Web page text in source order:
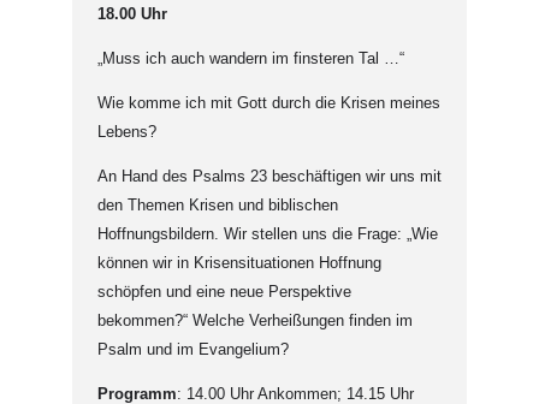
18.00 Uhr
„Muss ich auch wandern im finsteren Tal …“
Wie komme ich mit Gott durch die Krisen meines
Lebens?
An Hand des Psalms 23 beschäftigen wir uns mit
den Themen Krisen und biblischen
Hoffnungsbildern. Wir stellen uns die Frage: „Wie
können wir in Krisensituationen Hoffnung
schöpfen und eine neue Perspektive
bekommen?“ Welche Verheißungen finden im
Psalm und im Evangelium?
Programm: 14.00 Uhr Ankommen; 14.15 Uhr